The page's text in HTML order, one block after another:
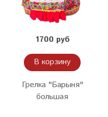
1700 руб
В корзину
Грелка "Барыня"
большая